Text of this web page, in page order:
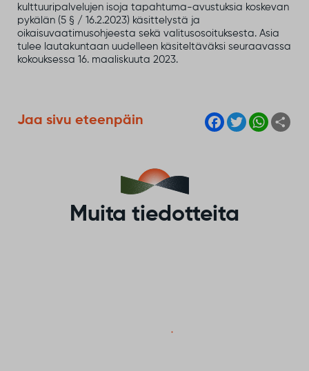
kulttuuripalvelujen isoja tapahtuma-avustuksia koskevan
pykälän (5 § / 16.2.2023) käsittelystä ja
oikaisuvaatimusohjeesta sekä valitusosoituksesta. Asia
tulee lautakuntaan uudelleen käsiteltäväksi seuraavassa
kokouksessa 16. maaliskuuta 2023.
Jaa sivu eteenpäin
F
a
T
w
W
h
Muita tiedotteita